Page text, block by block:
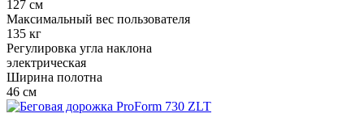
127 см
Максимальный вес пользователя
135 кг
Регулировка угла наклона
электрическая
Ширина полотна
46 см